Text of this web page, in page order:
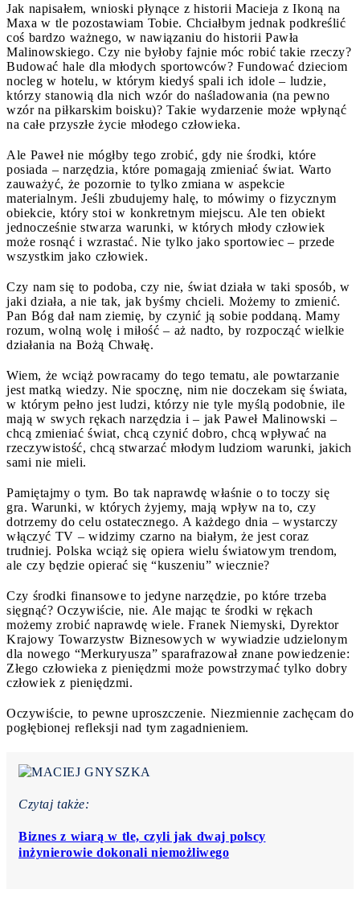
Jak napisałem, wnioski płynące z historii Macieja z Ikoną na
Maxa w tle pozostawiam Tobie. Chciałbym jednak podkreślić
coś bardzo ważnego, w nawiązaniu do historii Pawła
Malinowskiego. Czy nie byłoby fajnie móc robić takie rzeczy?
Budować hale dla młodych sportowców? Fundować dzieciom
nocleg w hotelu, w którym kiedyś spali ich idole – ludzie,
którzy stanowią dla nich wzór do naśladowania (na pewno
wzór na piłkarskim boisku)? Takie wydarzenie może wpłynąć
na całe przyszłe życie młodego człowieka.
Ale Paweł nie mógłby tego zrobić, gdy nie środki, które
posiada – narzędzia, które pomagają zmieniać świat. Warto
zauważyć, że pozornie to tylko zmiana w aspekcie
materialnym. Jeśli zbudujemy halę, to mówimy o fizycznym
obiekcie, który stoi w konkretnym miejscu. Ale ten obiekt
jednocześnie stwarza warunki, w których młody człowiek
może rosnąć i wzrastać. Nie tylko jako sportowiec – przede
wszystkim jako człowiek.
Czy nam się to podoba, czy nie, świat działa w taki sposób, w
jaki działa, a nie tak, jak byśmy chcieli. Możemy to zmienić.
Pan Bóg dał nam ziemię, by czynić ją sobie poddaną. Mamy
rozum, wolną wolę i miłość – aż nadto, by rozpocząć wielkie
działania na Bożą Chwałę.
Wiem, że wciąż powracamy do tego tematu, ale powtarzanie
jest matką wiedzy. Nie spocznę, nim nie doczekam się świata,
w którym pełno jest ludzi, którzy nie tyle myślą podobnie, ile
mają w swych rękach narzędzia i – jak Paweł Malinowski –
chcą zmieniać świat, chcą czynić dobro, chcą wpływać na
rzeczywistość, chcą stwarzać młodym ludziom warunki, jakich
sami nie mieli.
Pamiętajmy o tym. Bo tak naprawdę właśnie o to toczy się
gra. Warunki, w których żyjemy, mają wpływ na to, czy
dotrzemy do celu ostatecznego. A każdego dnia – wystarczy
włączyć TV – widzimy czarno na białym, że jest coraz
trudniej. Polska wciąż się opiera wielu światowym trendom,
ale czy będzie opierać się “kuszeniu” wiecznie?
Czy środki finansowe to jedyne narzędzie, po które trzeba
sięgnąć? Oczywiście, nie. Ale mając te środki w rękach
możemy zrobić naprawdę wiele. Franek Niemyski, Dyrektor
Krajowy Towarzystw Biznesowych w wywiadzie udzielonym
dla nowego “Merkuryusza” sparafrazował znane powiedzenie:
Złego człowieka z pieniędzmi może powstrzymać tylko dobry
człowiek z pieniędzmi.
Oczywiście, to pewne uproszczenie. Niezmiennie zachęcam do
pogłębionej refleksji nad tym zagadnieniem.
Czytaj także:
Biznes z wiarą w tle, czyli jak dwaj polscy
inżynierowie dokonali niemożliwego